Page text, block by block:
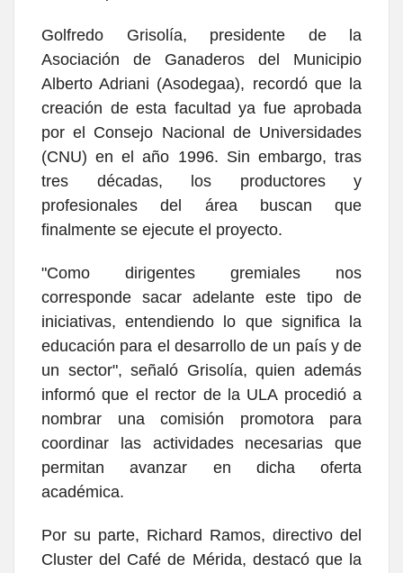
Golfredo Grisolía, presidente de la
Asociación de Ganaderos del Municipio
Alberto Adriani (Asodegaa), recordó que la
creación de esta facultad ya fue aprobada
por el Consejo Nacional de Universidades
(CNU) en el año 1996. Sin embargo, tras
tres décadas, los productores y
profesionales del área buscan que
finalmente se ejecute el proyecto.
"Como dirigentes gremiales nos
corresponde sacar adelante este tipo de
iniciativas, entendiendo lo que significa la
educación para el desarrollo de un país y de
un sector", señaló Grisolía, quien además
informó que el rector de la ULA procedió a
nombrar una comisión promotora para
coordinar las actividades necesarias que
permitan avanzar en dicha oferta
académica.
Por su parte, Richard Ramos, directivo del
Cluster del Café de Mérida, destacó que la